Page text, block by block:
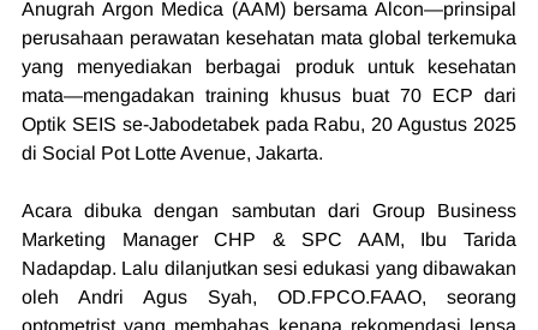
perusahaan perawatan kesehatan mata global terkemuka
yang menyediakan berbagai produk untuk kesehatan
mata—mengadakan training khusus buat 70 ECP dari
Optik SEIS se-Jabodetabek pada Rabu, 20 Agustus 2025
di Social Pot Lotte Avenue, Jakarta.
Acara dibuka dengan sambutan dari Group Business
Marketing Manager CHP & SPC AAM, Ibu Tarida
Nadapdap. Lalu dilanjutkan sesi edukasi yang dibawakan
oleh Andri Agus Syah, OD.FPCO.FAAO, seorang